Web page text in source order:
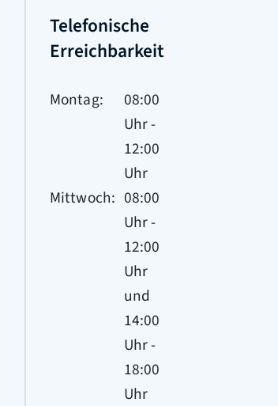
Telefonische
Erreichbarkeit
Montag
08:00
Uhr-
12:00
Uhr
Mittwoch
08:00
Uhr-
12:00
Uhr
und
14:00
Uhr-
18:00
Uhr